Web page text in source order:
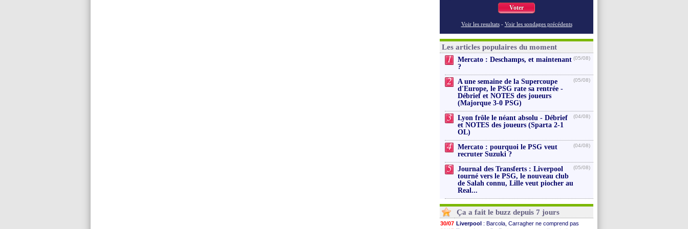
Voter
Voir les resultats - Voir les sondages précédents
Les articles populaires du moment
1
Mercato : Deschamps, et maintenant
?
(05/08)
2
A une semaine de la Supercoupe
d'Europe, le PSG rate sa rentrée -
Débrief et NOTES des joueurs
(Majorque 3-0 PSG)
(05/08)
3
Lyon frôle le néant absolu - Débrief
et NOTES des joueurs (Sparta 2-1
OL)
(04/08)
4
Mercato : pourquoi le PSG veut
recruter Suzuki ?
(04/08)
5
Journal des Transferts : Liverpool
tourné vers le PSG, le nouveau club
de Salah connu, Lille veut piocher au
Real...
(05/08)
Ça a fait le buzz depuis 7 jours
30/07 Liverpool : Barcola, Carragher ne comprend pas